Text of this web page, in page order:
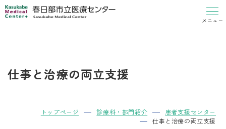
メニュー
仕事と治療の両立支援
トップページ 診療科・部門紹介
患者支援センター
仕事と治療の両立支援